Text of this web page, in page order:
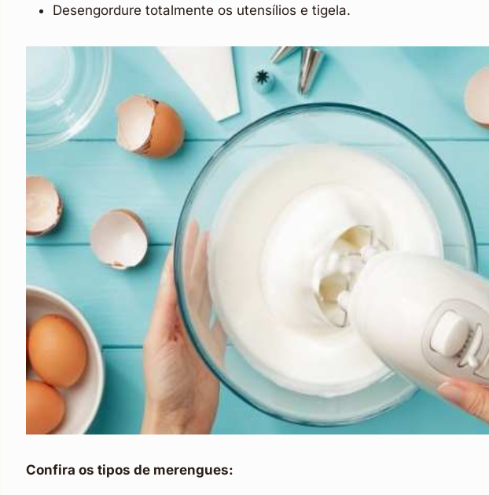
Desengordure totalmente os utensílios e tigela.
Confira os tipos de merengues: